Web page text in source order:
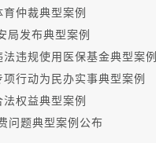
仲裁典型案例
局发布典型案例
违规使用医保基金典型案
行动为民办实事典型案例
权益典型案例
问题典型案例公布